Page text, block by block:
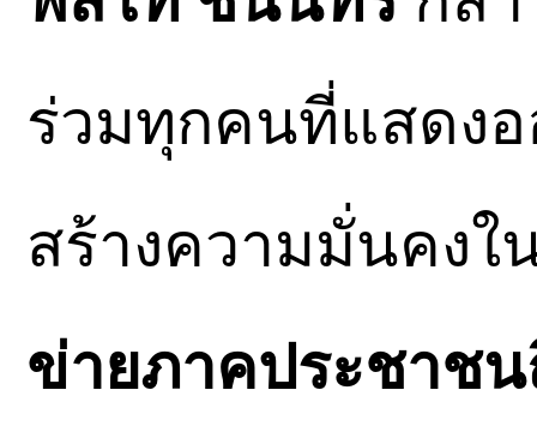
ร่วมทุกคนที่แสดง
สร้างความมั่นคงใ
ข่ายภาคประชาช